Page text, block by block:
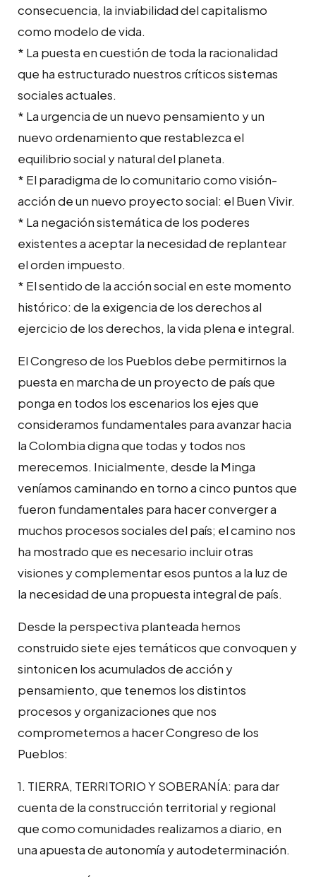
consecuencia, la inviabilidad del capitalismo
como modelo de vida.
* La puesta en cuestión de toda la racionalidad
que ha estructurado nuestros críticos sistemas
sociales actuales.
* La urgencia de un nuevo pensamiento y un
nuevo ordenamiento que restablezca el
equilibrio social y natural del planeta.
* El paradigma de lo comunitario como visión-
acción de un nuevo proyecto social: el Buen Vivir.
* La negación sistemática de los poderes
existentes a aceptar la necesidad de replantear
el orden impuesto.
* El sentido de la acción social en este momento
histórico: de la exigencia de los derechos al
ejercicio de los derechos, la vida plena e integral.
El Congreso de los Pueblos debe permitirnos la
puesta en marcha de un proyecto de país que
ponga en todos los escenarios los ejes que
consideramos fundamentales para avanzar hacia
la Colombia digna que todas y todos nos
merecemos. Inicialmente, desde la Minga
veníamos caminando en torno a cinco puntos que
fueron fundamentales para hacer converger a
muchos procesos sociales del país; el camino nos
ha mostrado que es necesario incluir otras
visiones y complementar esos puntos a la luz de
la necesidad de una propuesta integral de país.
Desde la perspectiva planteada hemos
construido siete ejes temáticos que convoquen y
sintonicen los acumulados de acción y
pensamiento, que tenemos los distintos
procesos y organizaciones que nos
comprometemos a hacer Congreso de los
Pueblos:
1. TIERRA, TERRITORIO Y SOBERANÍA: para dar
cuenta de la construcción territorial y regional
que como comunidades realizamos a diario, en
una apuesta de autonomía y autodeterminación.